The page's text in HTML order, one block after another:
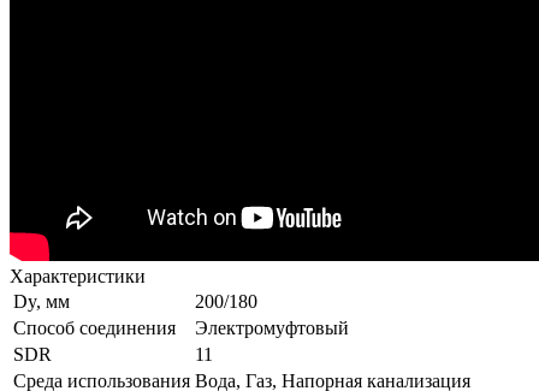
Характеристики
Dy, мм
200/180
Способ соединения
Электромуфтовый
SDR
11
Среда использования Вода, Газ, Напорная канализация